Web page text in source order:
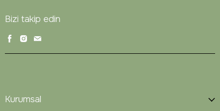
Bizi takip edin
Kurumsal